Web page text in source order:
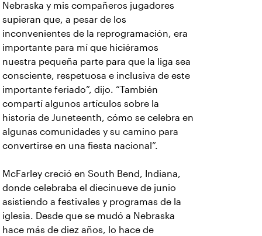
Nebraska y mis compañeros jugadores
supieran que, a pesar de los
inconvenientes de la reprogramación, era
importante para mí que hiciéramos
nuestra pequeña parte para que la liga sea
consciente, respetuosa e inclusiva de este
importante feriado”, dijo. “También
compartí algunos artículos sobre la
historia de Juneteenth, cómo se celebra en
algunas comunidades y su camino para
convertirse en una fiesta nacional”.
McFarley creció en South Bend, Indiana,
donde celebraba el diecinueve de junio
asistiendo a festivales y programas de la
iglesia. Desde que se mudó a Nebraska
hace más de diez años, lo hace de